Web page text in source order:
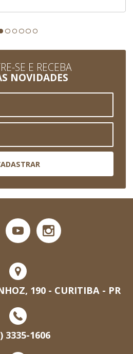
SE E RECEBA
NOVIDADES
190 - CURITIBA - PR
3335-1606